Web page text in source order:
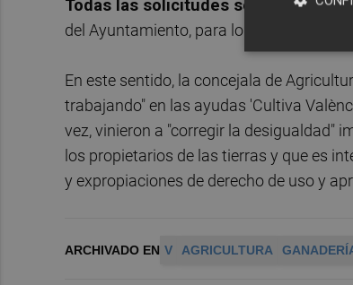
Todas las solicitudes se
del Ayuntamiento, para lo que se
En este sentido, la concejala de
trabajando" en las ayudas 'Cultiva
vez, vinieron a "corregir la desigualdad"
los propietarios de las tierras y que es
y expropiaciones de derecho de uso y
ARCHIVADO EN V AGRICULTURA